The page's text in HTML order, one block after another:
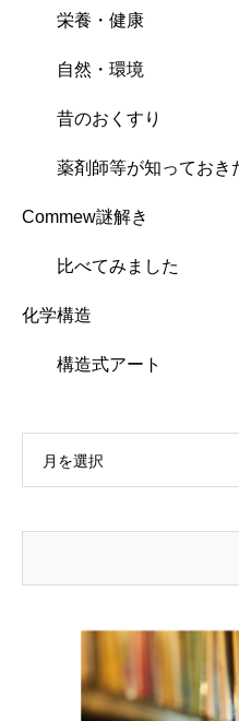
栄養・健康
自然・環境
昔のおくすり
薬剤師等が知っておき
Commew謎解き
比べてみました
化学構造
構造式アート
月を選択